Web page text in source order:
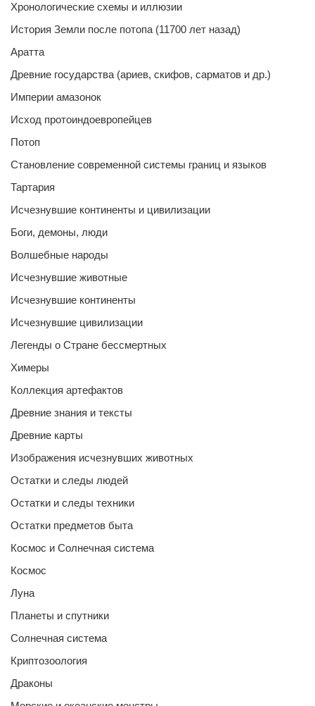
Хронологические схемы и иллюзии
История Земли после потопа (11700 лет назад)
Аратта
Древние государства (ариев, скифов, сарматов и др.)
Империи амазонок
Исход протоиндоевропейцев
Потоп
Становление современной системы границ и языков
Тартария
Исчезнувшие континенты и цивилизации
Боги, демоны, люди
Волшебные народы
Исчезнувшие животные
Исчезнувшие континенты
Исчезнувшие цивилизации
Легенды о Стране бессмертных
Химеры
Коллекция артефактов
Древние знания и тексты
Древние карты
Изображения исчезнувших животных
Остатки и следы людей
Остатки и следы техники
Остатки предметов быта
Космос и Солнечная система
Космос
Луна
Планеты и спутники
Солнечная система
Криптозоология
Драконы